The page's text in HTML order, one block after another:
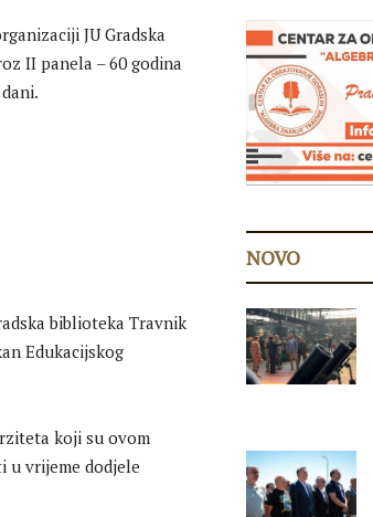
JU Gradska
II panela – 60 godina
biblioteka Travnik
Edukacijskog
koji su ovom
u vrijeme dodjele
NOVO